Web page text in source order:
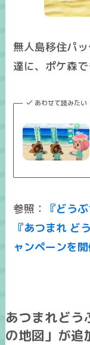
無人島移住パ
達に、ポケ森で
あわせて読みたい
参照：
『どう
『あつまれ ど
ャンペーンを開
あつまれどう
の地図」が追